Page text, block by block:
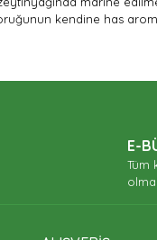
kendine has
E-
Tüm